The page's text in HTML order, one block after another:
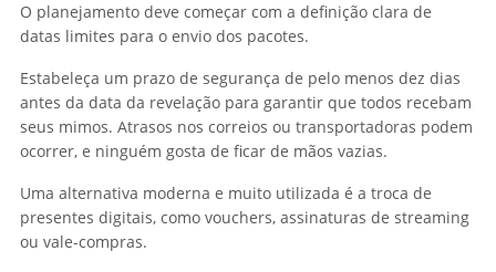
O planejamento deve começar com a definição clara de
datas limites para o envio dos pacotes.
Estabeleça um prazo de segurança de pelo menos dez dias
antes da data da revelação para garantir que todos recebam
seus mimos. Atrasos nos correios ou transportadoras podem
ocorrer, e ninguém gosta de ficar de mãos vazias.
Uma alternativa moderna e muito utilizada é a troca de
presentes digitais, como vouchers, assinaturas de streaming
ou vale-compras.